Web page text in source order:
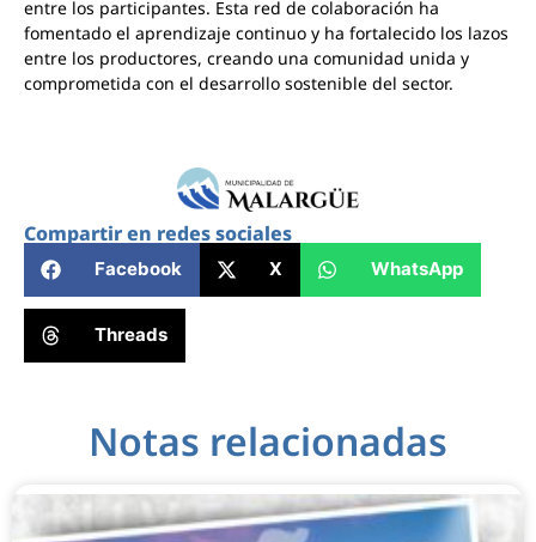
entre los participantes. Esta red de colaboración ha
fomentado el aprendizaje continuo y ha fortalecido los lazos
entre los productores, creando una comunidad unida y
comprometida con el desarrollo sostenible del sector.
Compartir en redes sociales
Facebook X WhatsApp
Threads
Notas relacionadas